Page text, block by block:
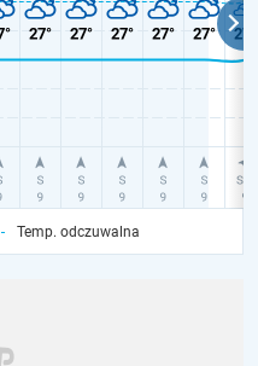
Temp. odczuwalna